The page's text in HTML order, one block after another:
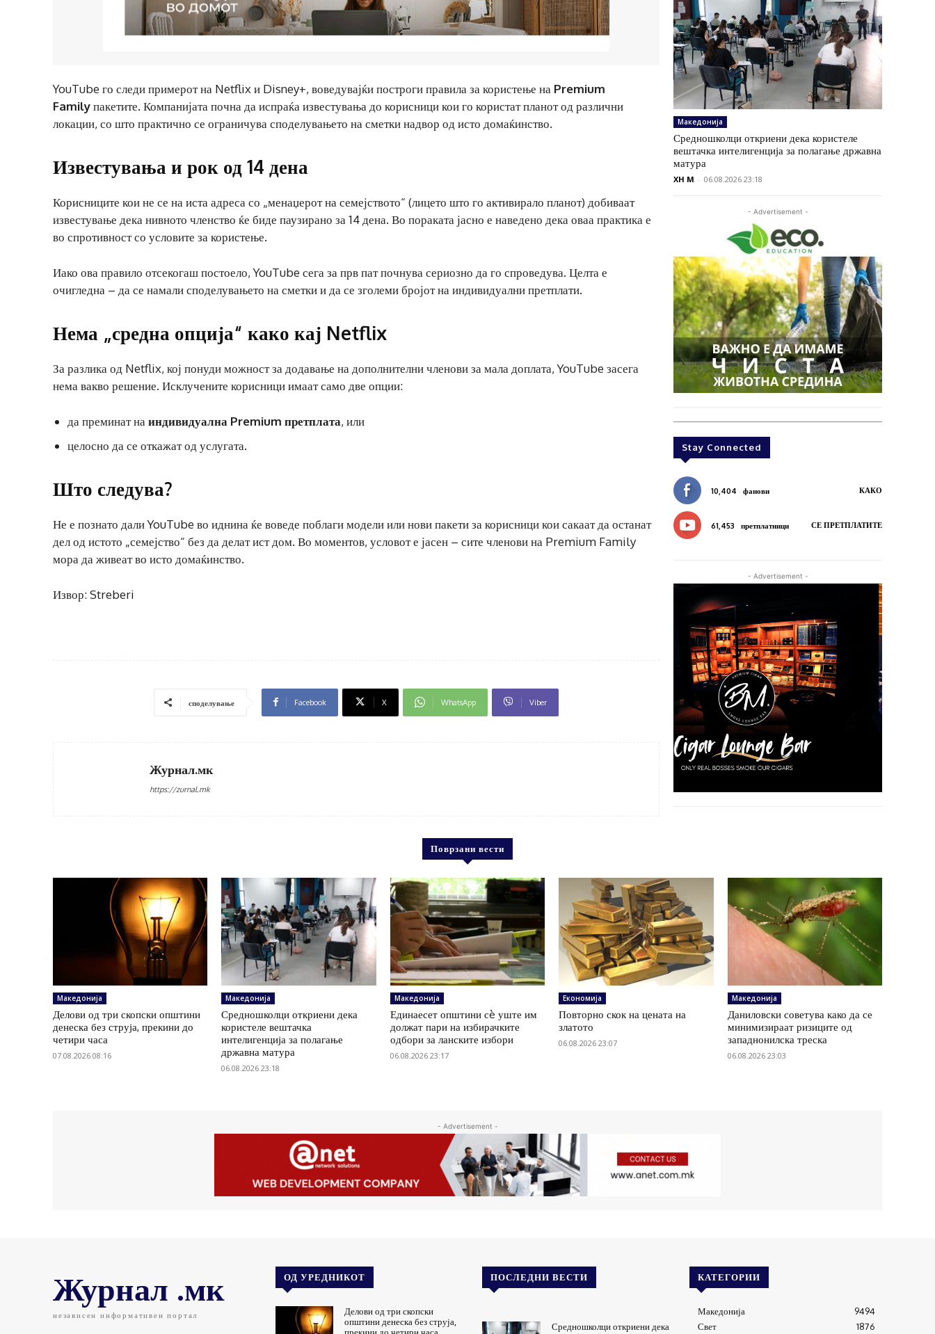
YouTube го следи примерот на Netflix и Disney+, воведувајќи построги правила за користење на Premium
Familyпакетите. Компанијата почна да испраќа известувања до корисници кои го користат планот од различни
локации, со што практично се ограничува споделувањето на сметки надвор од исто домаќинство.
Известувања и рок од 14 дена
Корисниците кои не се на иста адреса со „менаџерот на семејството“ (лицето што го активирало планот) добиваат
известување дека нивното членство ќе биде паузирано за 14 дена. Во пораката јасно е наведено дека оваа практика е
во спротивност со условите за користење.
Иако ова правило отсекогаш постоело, YouTube сега за прв пат почнува сериозно да го спроведува. Целта е
очигледна – да се намали споделувањето на сметки и да се зголеми бројот на индивидуални претплати.
Нема „средна опција“ како кај Netflix
За разлика од Netflix, кој понуди можност за додавање на дополнителни членови за мала доплата, YouTube засега
нема вакво решение. Исклучените корисници имаат само две опции:
да преминат на индивидуална Premium претплата, или
целосно да се откажат од услугата.
Што следува?
Не е познато дали YouTube во иднина ќе воведе поблаги модели или нови пакети за корисници кои сакаат да останат
дел од истото „семејство“ без да делат ист дом. Во моментов, условот е јасен – сите членови на Premium Family
мора да живеат во исто домаќинство.
Извор: Streberi
споделување Facebook X WhatsApp Viber
Журнал.мк
https://zurnal.mk
Македонија
Средношколци откриени дека користеле
вештачка интелигенција за полагање државна
матура
XH M - 06.08.2026 23:18
- Advertisement -
Stay Connected
10,404 фанови КАКО
61,453 претплатници СЕ ПРЕТПЛАТИТЕ
- Advertisement -
Поврзани вести
Македонија
Делови од три скопски општини
денеска без струја, прекини до
четири часа
07.08.2026 08:16
Македонија
Средношколци откриени дека
користеле вештачка
интелигенција за полагање
државна матура
06.08.2026 23:18
Македонија
Единаесет општини сè уште им
должат пари на избирачките
одбори за ланските избори
06.08.2026 23:17
Економија
Повторно скок на цената на
златото
06.08.2026 23:07
Македонија
Даниловски советува како да се
минимизираат ризиците од
западнонилска треска
06.08.2026 23:03
- Advertisement -
Журнал .мк
независен информативен портал
ОД УРЕДНИКОТ
Делови од три скопски
општини денеска без струја,
ПОСЛЕДНИ ВЕСТИ
Средношколци откриени дека
КАТЕГОРИИ
Македонија
9494
Свет
1876